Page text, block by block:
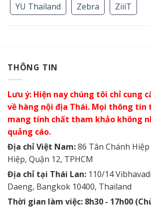
YU Thailand
Zebra ZiiiT
THÔNG TIN
Lưu ý: Hiện nay chúng tôi chỉ cung
về hàng nội địa Thái. Mọi thông tin
mang tính chất tham khảo không
quảng cáo.
Địa chỉ Việt Nam:86 Tân Chánh
Hiệp, Quận 12, TPHCM
Địa chỉ tại Thái Lan: 110/14
Daeng, Bangkok 10400, Thailand
Thời gian làm việc: 8h30 - 17h00